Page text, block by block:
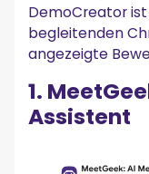
DemoCreator
begleitenden
angezeigte
1.
Assistent